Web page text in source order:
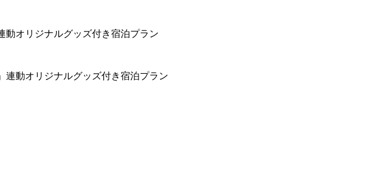
オリジナルグッズ付き宿泊プラン
動オリジナルグッズ付き宿泊プラン